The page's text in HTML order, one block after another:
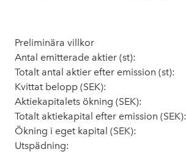
Preliminära villkor
Antal emitterade aktier (st):
Totalt antal aktier efter emission (st):
Kvittat belopp (SEK):
Aktiekapitalets ökning (SEK):
Totalt aktiekapital efter emission (SEK):
Ökning i eget kapital (SEK):
Utspädning: